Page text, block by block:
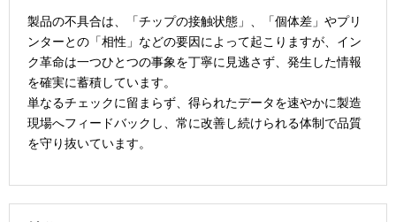
製品の不具合は、「チップの接触状態」、「個体差」やプリ
ンターとの「相性」などの要因によって起こりますが、イン
ク革命は一つひとつの事象を丁寧に見逃さず、発生した情報
を確実に蓄積しています。
単なるチェックに留まらず、得られたデータを速やかに製造
現場へフィードバックし、常に改善し続けられる体制で品質
を守り抜いています。